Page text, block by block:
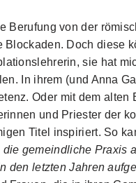
Berufung von der
Doch diese
sie hat
In ihrem (und Anna
Oder mit dem
und Priester der
Titel inspiriert. So
gemeindliche Praxis
den letzten Jahren